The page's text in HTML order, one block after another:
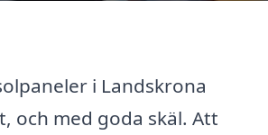
i Landskrona
och med goda skäl. Att